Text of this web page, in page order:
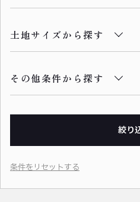
土地サイズから探す
その他条件から探す
絞り